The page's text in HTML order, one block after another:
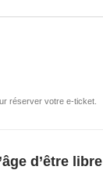
réserver votre e-ticket.
d’être libre